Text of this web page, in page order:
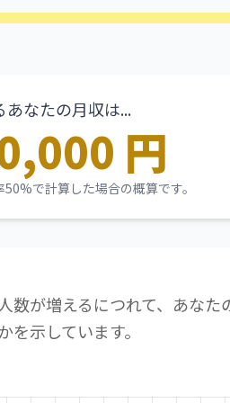
あなたの月収は...
円
で計算した場合の概算です。
数が増えるにつれて、あなた
を示しています。